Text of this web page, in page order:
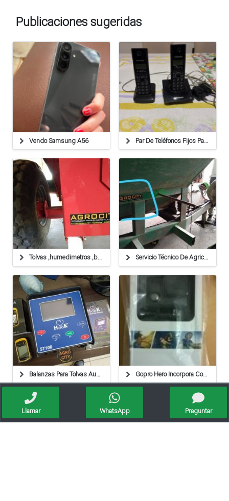
Publicaciones sugeridas
Vendo Samsung A56 Par De Teléfonos Fijos Panasonic Kx-tg1712ag1
Tolvas ,humedimetros ,balanzas ,cables Servicio Técnico De Agricultura De Precisión,balanzas
Balanzas Para Tolvas Autodescargables De 1, 2 Y 3 Ejes Gopro Hero Incorpora Conectividad Wifi A Su Modelo Más
Llamar WhatsApp Preguntar